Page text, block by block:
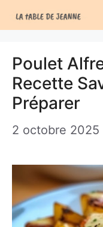
au
Poulet
Recette
Préparer
2 octobre 2025